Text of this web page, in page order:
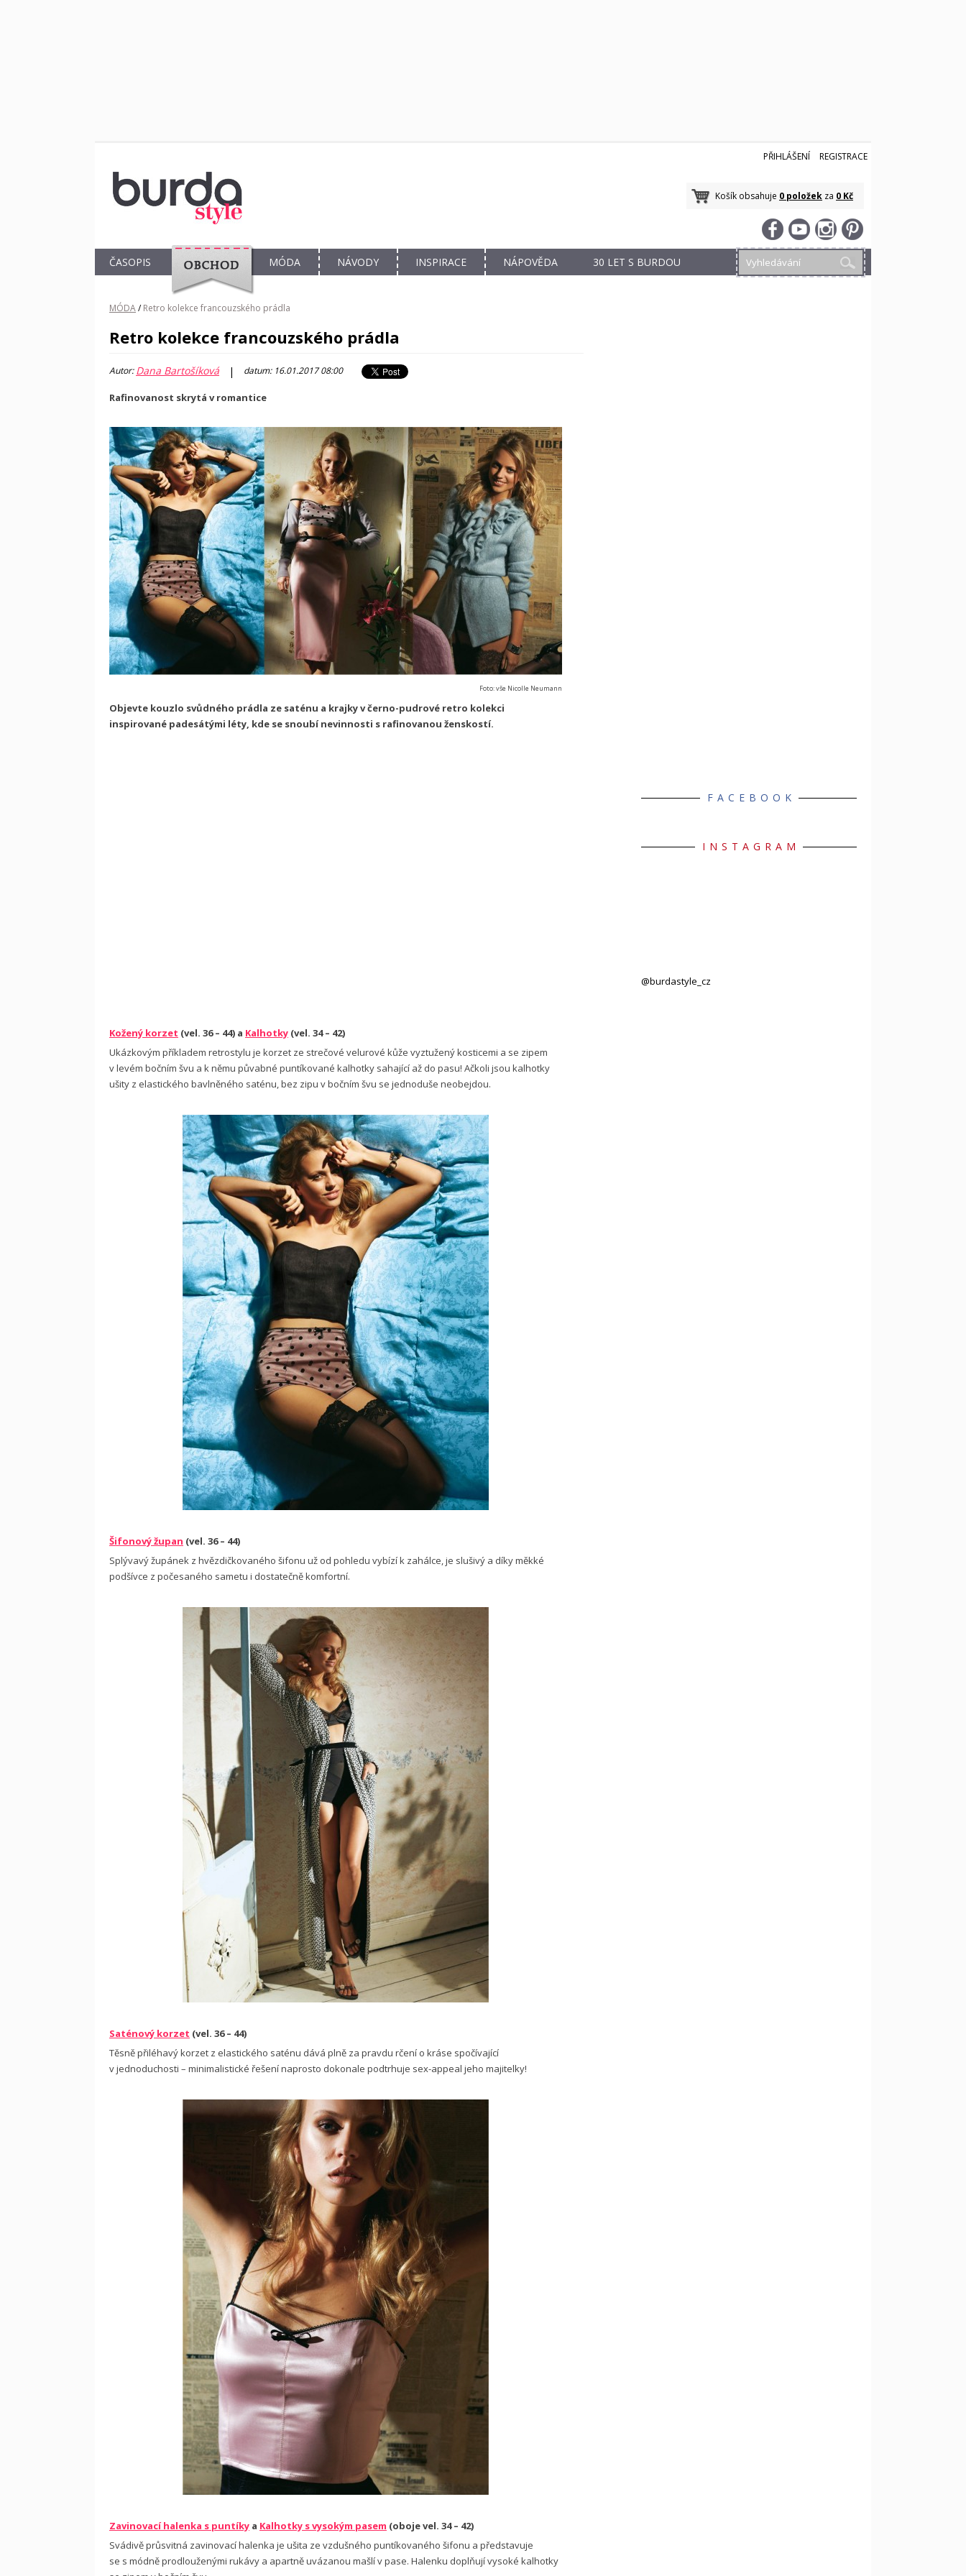
PŘIHLÁŠENÍ REGISTRACE
Košík obsahuje 0 položek za 0 Kč
ČASOPIS
OBCHOD
MÓDA NÁVODY INSPIRACE NÁPOVĚDA 30 LET S BURDOU
MÓDA/ Retro kolekce francouzského prádla
Retro kolekce francouzského prádla
Autor:Dana Bartošíková | datum: 16.01.2017 08:00
Rafinovanost skrytá v romantice
Foto: vše Nicolle Neumann
Objevte kouzlo svůdného prádla ze saténu a krajky v černo-pudrové retro kolekci
inspirované padesátými léty, kde se snoubí nevinnosti s rafinovanou ženskostí.
Kožený korzet (vel. 36 – 44) a Kalhotky (vel. 34 – 42)
Ukázkovým příkladem retrostylu je korzet ze strečové velurové kůže vyztužený kosticemi a se zipem
v levém bočním švu a k němu půvabné puntíkované kalhotky sahající až do pasu! Ačkoli jsou kalhotky
ušity z elas­tického bavlněného saténu, bez zipu v boč­ním švu se jednoduše neobejdou.
Šifonový župan (vel. 36 – 44)
Splývavý župánek z hvězdičkovaného šifonu už od pohledu vybízí k zahálce, je slušivý a díky měkké
podšívce z počesaného sametu i dostatečně komfortní.
Saténový korzet (vel. 36 – 44)
Těsně přiléhavý korzet z elastického saténu dává plně za pravdu rčení o kráse spočívající
v jednoduchosti – minimalistické řešení naprosto dokonale podtrhuje sex-appeal jeho majitelky!
Zavinovací halenka s puntíky a Kalhotky s vysokým pasem (oboje vel. 34 – 42)
Svádivě průsvitná zavinovací halenka je ušita ze vzdušného puntíkovaného šifonu a představuje
se s mód­ně prodlouženými rukávy a apartně uvá­zanou mašlí v pase. Halenku doplňují vysoké kalhotky
FACEBOOK
INSTAGRAM
@burdastyle_cz